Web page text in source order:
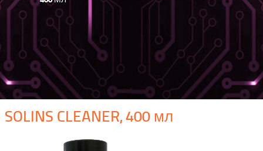
SOLINS CLEANER, 400 мл